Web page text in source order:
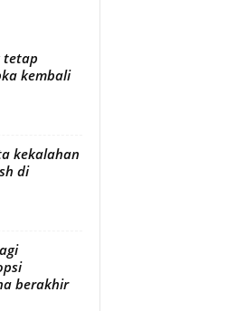
tetap
kembali
kekalahan
di
berakhir